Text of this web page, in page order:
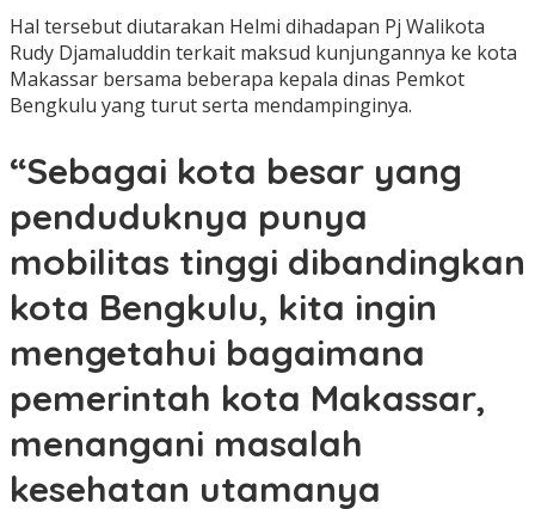
Hal tersebut diutarakan Helmi dihadapan Pj Walikota
Rudy Djamaluddin terkait maksud kunjungannya ke kota
Makassar bersama beberapa kepala dinas Pemkot
Bengkulu yang turut serta mendampinginya.
“Sebagai kota besar yang
penduduknya punya
mobilitas tinggi dibandingkan
kota Bengkulu, kita ingin
mengetahui bagaimana
pemerintah kota Makassar,
menangani masalah
kesehatan utamanya